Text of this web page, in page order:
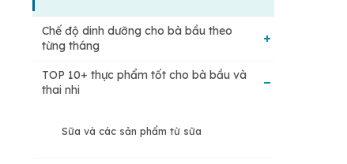
Chế độ dinh dưỡng cho bà bầu theo
từng tháng
Trong 3 tháng đầu (Tam cá nguyệt đầu
tiên)
TOP 10+ thực phẩm tốt cho bà bầu và
thai nhi
Sữa và các sản phẩm từ sữa